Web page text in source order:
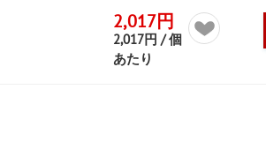
2,017円
2,017円 / 個
あたり